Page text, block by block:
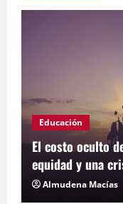
Educación
El costo oculto
equidad y una
Almudena Macías